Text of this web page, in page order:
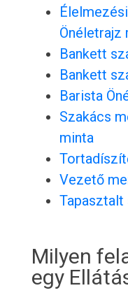
Önéletrajz
Bankett
Bankett
Barista
Szakács
minta
Vezető
Tapasztalt
Milyen
egy